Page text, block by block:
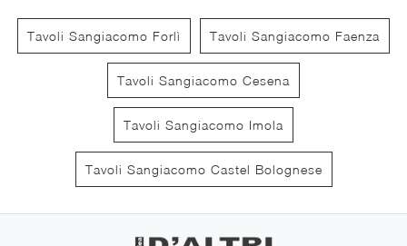
Tavoli Sangiacomo Forlì Tavoli Sangiacomo Faenza
Tavoli Sangiacomo Cesena
Tavoli Sangiacomo Imola
Tavoli Sangiacomo Castel Bolognese